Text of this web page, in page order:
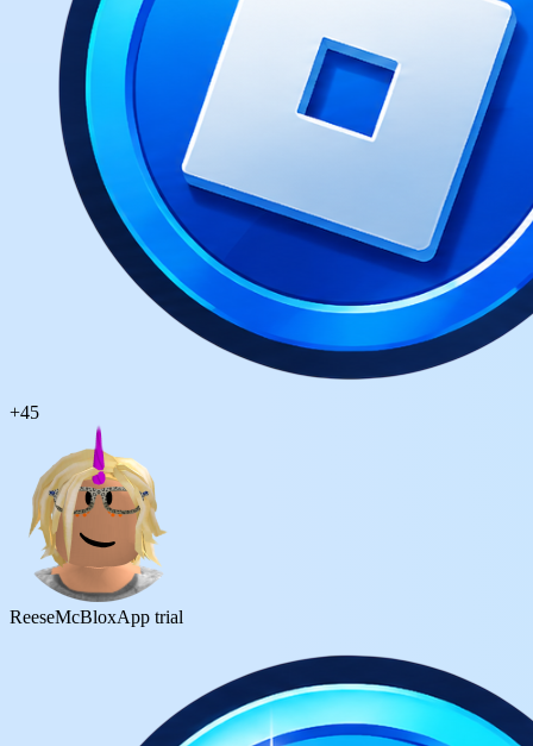
+45
ReeseMcBloxApp trial